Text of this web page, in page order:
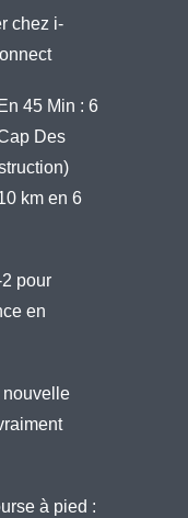
chez i-
45 Min : 6
Des
km en 6
pour
en
nouvelle
à pied :